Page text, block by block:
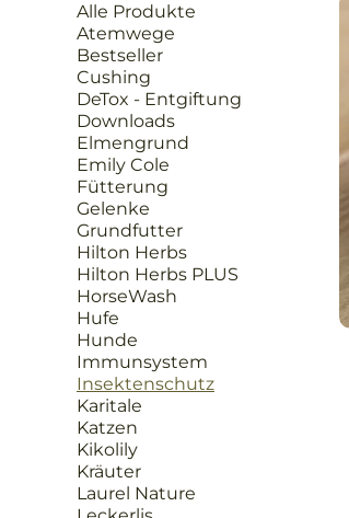
Alle Produkte
Atemwege
Bestseller
Cushing
DeTox - Entgiftung
Downloads
Elmengrund
Emily Cole
Fütterung
Gelenke
Grundfutter
Hilton Herbs
Hilton Herbs PLUS
HorseWash
Hufe
Hunde
Immunsystem
Insektenschutz
Karitale
Katzen
Kikolily
Kräuter
Laurel Nature